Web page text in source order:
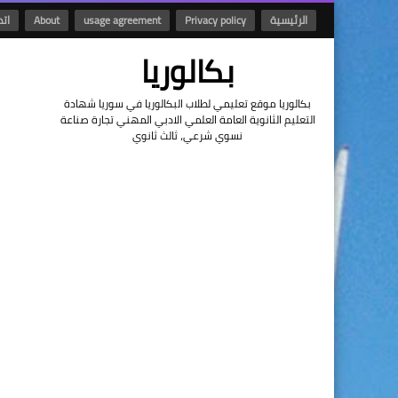
الرئيسية Privacy policy
usage agreement
About
بكالوريا
بكالوريا موقع تعليمي لطلاب البكالوريا في سوريا شهادة
التعليم الثانوية العامة العلمي الادبي المهني تجارة صناعة
نسوي شرعي، ثالث ثانوي